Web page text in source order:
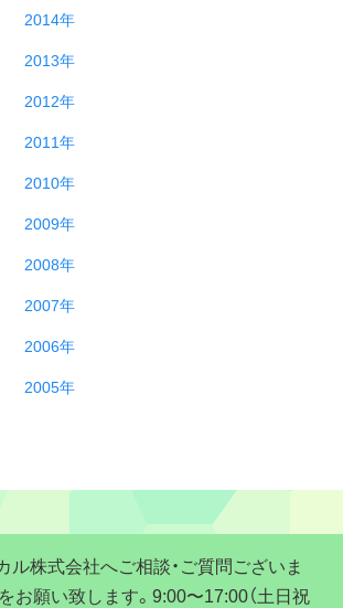
2014年
2013年
2012年
2011年
2010年
2009年
2008年
2007年
2006年
2005年
ル株式会社へご相談・ご質問ございま
お願い致します。9:00〜17:00（土日祝